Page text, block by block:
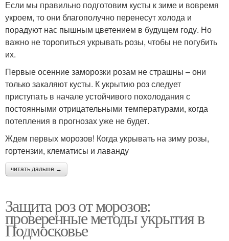
Если мы правильно подготовим кусты к зиме и вовремя
укроем, то они благополучно перенесут холода и
порадуют нас пышным цветением в будущем году. Но
важно не торопиться укрывать розы, чтобы не погубить
их.
Первые осенние заморозки розам не страшны – они
только закаляют кусты. К укрытию роз следует
приступать в начале устойчивого похолодания с
постоянными отрицательными температурами, когда
потепления в прогнозах уже не будет.
Ждем первых морозов! Когда укрывать на зиму розы,
гортензии, клематисы и лаванду
читать дальше →
Защита роз от морозов:
проверенные методы укрытия в
Подмосковье